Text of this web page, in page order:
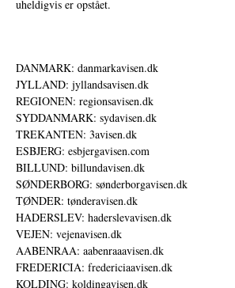
uheldigvis er opstået.
DANMARK: danmarkavisen.dk
JYLLAND: jyllandsavisen.dk
REGIONEN: regionsavisen.dk
SYDDANMARK: sydavisen.dk
TREKANTEN: 3avisen.dk
ESBJERG: esbjergavisen.com
BILLUND: billundavisen.dk
SØNDERBORG: sønderborgavisen.dk
TØNDER: tønderavisen.dk
HADERSLEV: haderslevavisen.dk
VEJEN: vejenavisen.dk
AABENRAA: aabenraaavisen.dk
FREDERICIA: fredericiaavisen.dk
KOLDING: koldingavisen.dk